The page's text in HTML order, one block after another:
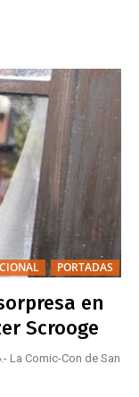
PORTADAS
en
Scrooge
La Comic-Con de San